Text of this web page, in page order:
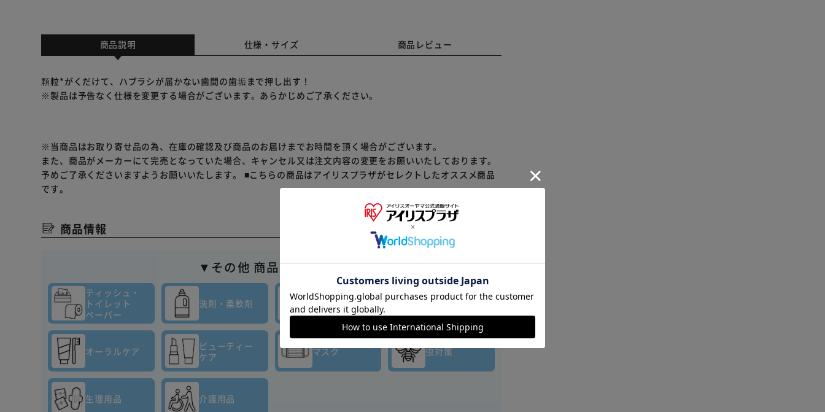
商品説明 仕様・サイズ 商品レビュー
顆粒*がくだけて、ハブラシが届かない歯間の歯垢まで押し出す！
※製品は予告なく仕様を変更する場合がございます。あらかじめご了承ください。
※当商品はお取り寄せ品の為、在庫の確認及び商品のお届けまでお時間を頂く場合がございます。
また、商品がメーカーにて完売となっていた場合、キャンセル又は注文内容の変更をお願いいたしております。
予めご了承くださいますようお願いいたします。 ■こちらの商品はアイリスプラザがセレクトしたオススメ商品
です。
商品情報
▼その他 商品はこちら▼
ティッシュ・
トイレット
ペーパー
洗剤・柔軟剤
キッチン
消耗品
バス・
オーラルケア
ビューティー
ケア
マスク 虫対策
生理用品 介護用品
※ご確認ください